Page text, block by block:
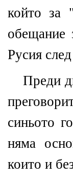
който за
обещание
Русия
Преди
синьото
няма
които и